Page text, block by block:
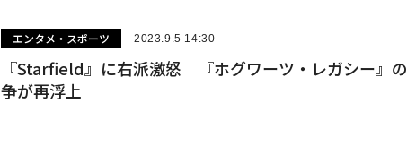
エンタメ・スポーツ 2023.9.5 14:30
『Starfield』に右派激怒 『ホグワーツ・レガシー』
争が再浮上